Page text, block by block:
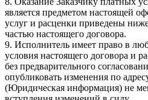
является предметом настоящей
услуг и расценки приведены
частью настоящего договора.
9. Исполнитель имеет право в
условия настоящего договора и
без предварительного
опубликовать изменения по
(Юридическая информация) не